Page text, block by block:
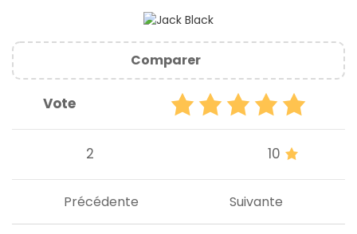
Comparer
Vote
2 10
Suivante
Précédente